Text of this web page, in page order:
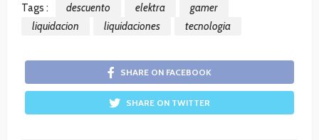
Tags : descuento elektra
gamer
liquidacion
liquidaciones tecnologia
SHARE ON FACEBOOK
SHARE ON TWITTER